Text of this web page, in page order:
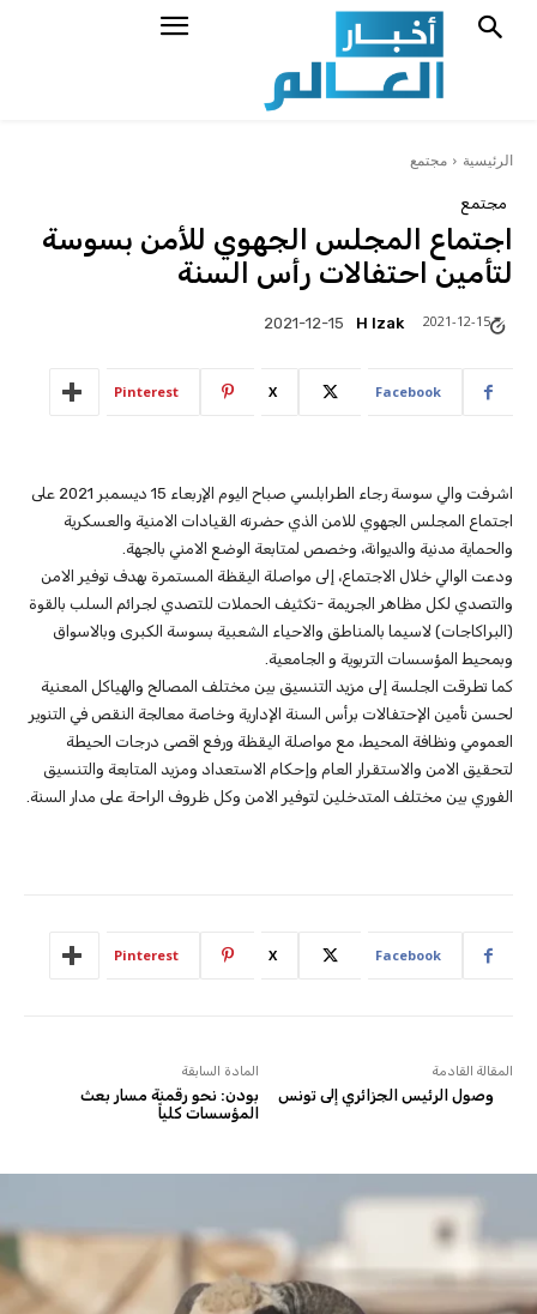
الرئيسية مجتمع
مجتمع
اجتماع المجلس الجهوي للأمن بسوسة
لتأمين احتفالات رأس السنة
H Izak
2021-12-15 2021-12-15
Facebook
X
Pinterest
اشرفت والي سوسة رجاء الطرابلسي صباح اليوم الإربعاء 15 ديسمبر 2021 على
اجتماع المجلس الجهوي للامن الذي حضرته القيادات الامنية والعسكرية
والحماية مدنية والديوانة، وخصص لمتابعة الوضع الامني بالجهة.
ودعت الوالي خلال الاجتماع، إلى مواصلة اليقظة المستمرة بهدف توفير الامن
والتصدي لكل مظاهر الجريمة -تكثيف الحملات للتصدي لجرائم السلب بالقوة
(البراكاجات) لاسيما بالمناطق والاحياء الشعبية بسوسة الكبرى وبالاسواق
وبمحيط المؤسسات التربوية و الجامعية.
كما تطرقت الجلسة إلى مزيد التنسيق بين مختلف المصالح والهياكل المعنية
لحسن تأمين الإحتفالات برأس السنة الإدارية وخاصة معالجة النقص في التنوير
العمومي ونظافة المحيط، مع مواصلة اليقظة ورفع اقصى درجات الحيطة
لتحقيق الامن والاستقرار العام وإحكام الاستعداد ومزيد المتابعة والتنسيق
الفوري بين مختلف المتدخلين لتوفير الامن وكل ظروف الراحة على مدار السنة.
Facebook
X
Pinterest
المادة السابقة
بودن: نحو رقمنة مسار بعث
المؤسسات كلياً
المقالة القادمة
وصول الرئيس الجزائري إلى تونس